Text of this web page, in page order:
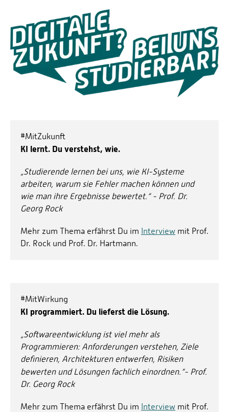
#MitZukunft
KI lernt. Du verstehst, wie.
„Studierende lernen bei uns, wie KI-Systeme
arbeiten, warum sie Fehler machen können und
wie man ihre Ergebnisse bewertet.“ - Prof. Dr.
Georg Rock
Mehr zum Thema erfährst Du im Interview mit Prof.
Dr. Rock und Prof. Dr. Hartmann.
#MitWirkung
KI programmiert. Du lieferst die Lösung.
„Softwareentwicklung ist viel mehr als
Programmieren: Anforderungen verstehen, Ziele
definieren, Architekturen entwerfen, Risiken
bewerten und Lösungen fachlich einordnen.“- Prof.
Dr. Georg Rock
Mehr zum Thema erfährst Du im Interview mit Prof.